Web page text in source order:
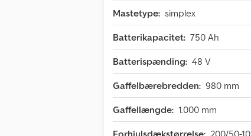
Mastetype: simplex
Batterikapacitet: 750 Ah
Batterispænding: 48 V
Gaffelbærebredden: 980 mm
Gaffellængde: 1.000 mm